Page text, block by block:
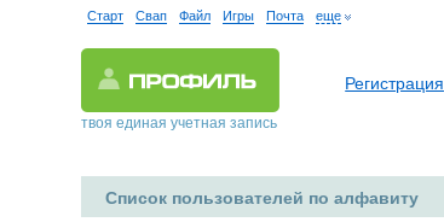
Старт Свап Файл Игры Почта еще
твоя единая учетная запись
Регистрация
Список пользователей по алфавиту